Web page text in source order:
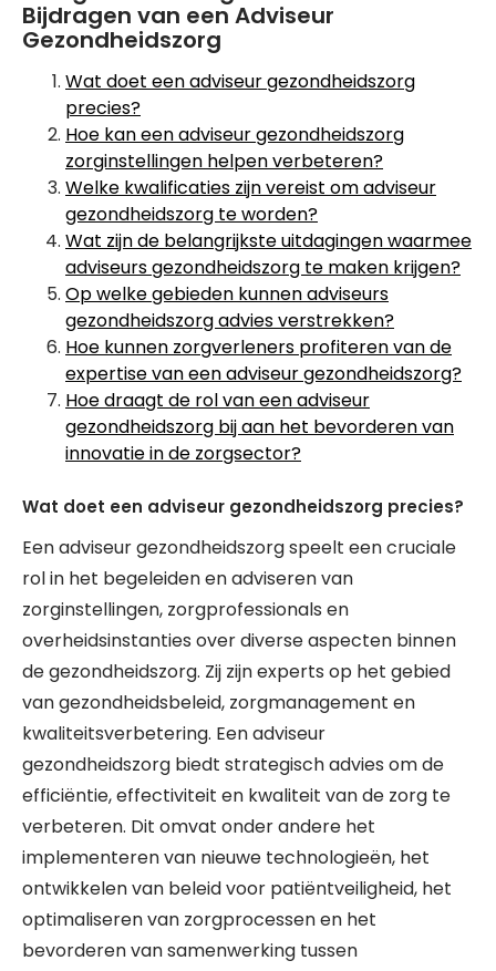
Bijdragen van een Adviseur
Gezondheidszorg
Wat doet een adviseur gezondheidszorg
precies?
Hoe kan een adviseur gezondheidszorg
zorginstellingen helpen verbeteren?
Welke kwalificaties zijn vereist om adviseur
gezondheidszorg te worden?
Wat zijn de belangrijkste uitdagingen waarmee
adviseurs gezondheidszorg te maken krijgen?
Op welke gebieden kunnen adviseurs
gezondheidszorg advies verstrekken?
Hoe kunnen zorgverleners profiteren van de
expertise van een adviseur gezondheidszorg?
Hoe draagt de rol van een adviseur
gezondheidszorg bij aan het bevorderen van
innovatie in de zorgsector?
Wat doet een adviseur gezondheidszorg precies?
Een adviseur gezondheidszorg speelt een cruciale
rol in het begeleiden en adviseren van
zorginstellingen, zorgprofessionals en
overheidsinstanties over diverse aspecten binnen
de gezondheidszorg. Zij zijn experts op het gebied
van gezondheidsbeleid, zorgmanagement en
kwaliteitsverbetering. Een adviseur
gezondheidszorg biedt strategisch advies om de
efficiëntie, effectiviteit en kwaliteit van de zorg te
verbeteren. Dit omvat onder andere het
implementeren van nieuwe technologieën, het
ontwikkelen van beleid voor patiëntveiligheid, het
optimaliseren van zorgprocessen en het
bevorderen van samenwerking tussen